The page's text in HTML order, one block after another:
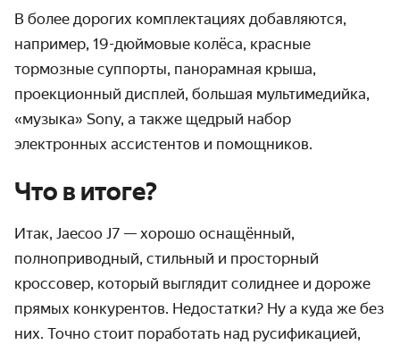
В более дорогих комплектациях добавляются,
например, 19-дюймовые колёса, красные
тормозные суппорты, панорамная крыша,
проекционный дисплей, большая мультимедийка,
«музыка» Sony, а также щедрый набор
электронных ассистентов и помощников.
Что в итоге?
Итак, Jaecoo J7 — хорошо оснащённый,
полноприводный, стильный и просторный
кроссовер, который выглядит солиднее и дороже
прямых конкурентов. Недостатки? Ну а куда же без
них. Точно стоит поработать над русификацией,